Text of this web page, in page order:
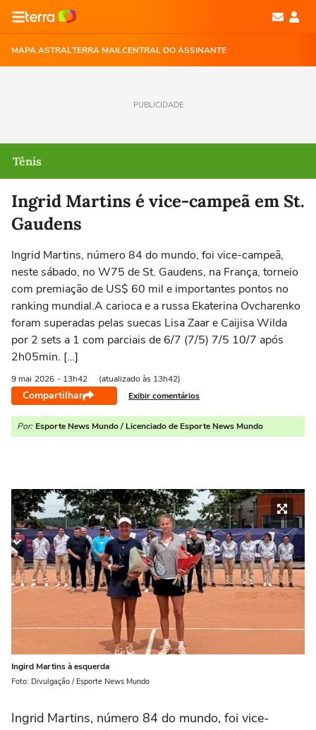
MAPA ASTRALTERRA MAILCENTRAL DO ASSINANTE
PUBLICIDADE
Tênis
Ingrid Martins é vice-campeã em St.
Gaudens
Ingrid Martins, número 84 do mundo, foi vice-campeã,
neste sábado, no W75 de St. Gaudens, na França, torneio
com premiação de US$ 60 mil e importantes pontos no
ranking mundial.A carioca e a russa Ekaterina Ovcharenko
foram superadas pelas suecas Lisa Zaar e Caijisa Wilda
por 2 sets a 1 com parciais de 6/7 (7/5) 7/5 10/7 após
2h05min. […]
9 mai 2026 - 13h42 (atualizado às 13h42)
Compartilhar Exibir comentários
Por: Esporte News Mundo / Licenciado de Esporte News Mundo
Ingird Martins à esquerda
Foto: Divulgação / Esporte News Mundo
Ingrid Martins, número 84 do mundo, foi vice-